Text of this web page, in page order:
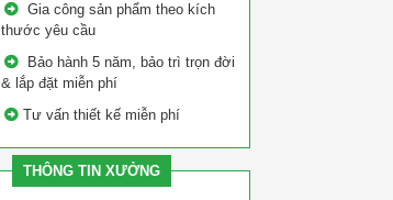
Gia công sản phẩm theo kích
thước yêu cầu
Bảo hành 5 năm, bảo trì trọn đời
& lắp đặt miễn phí
Tư vấn thiết kế miễn phí
THÔNG TIN XƯỞNG